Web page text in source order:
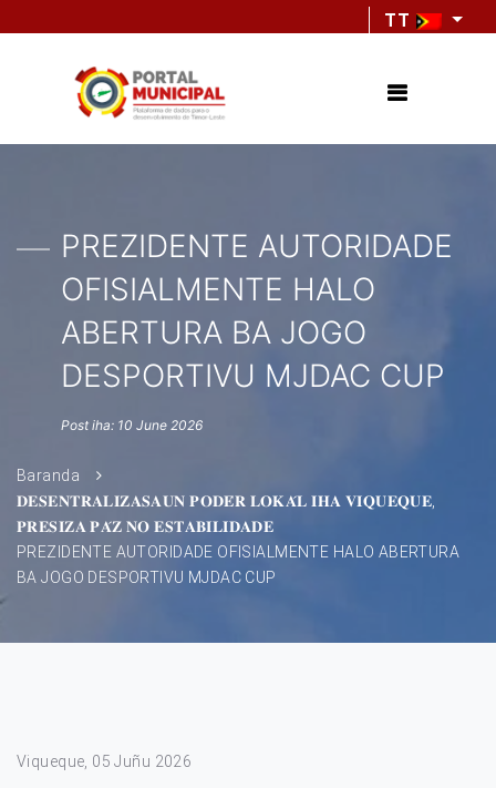
TT
PREZIDENTE AUTORIDADE
OFISIALMENTE HALO
ABERTURA BA JOGO
DESPORTIVU MJDAC CUP
Post iha: 10 June 2026
Baranda
𝐃𝐄𝐒𝐄𝐍𝐓𝐑𝐀𝐋𝐈𝐙𝐀𝐒𝐀𝐔𝐍 𝐏𝐎𝐃𝐄́𝐑 𝐋𝐎𝐊𝐀́𝐋 𝐈𝐇𝐀 𝐕𝐈𝐐𝐔𝐄𝐐𝐔𝐄,
𝐏𝐑𝐄𝐒𝐈𝐙𝐀 𝐏𝐀́𝐙 𝐍𝐎 𝐄𝐒𝐓𝐀𝐁𝐈𝐋𝐈𝐃𝐀𝐃𝐄
PREZIDENTE AUTORIDADE OFISIALMENTE HALO ABERTURA
BA JOGO DESPORTIVU MJDAC CUP
Viqueque, 05 Juñu 2026